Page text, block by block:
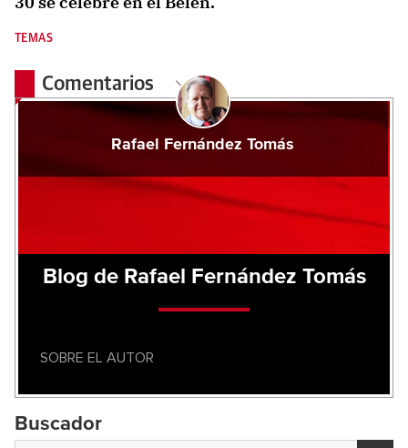
TEMAS
Comentarios
Rafael Fernández Tomás
Blog de Rafael Fernández Tomás
SOBRE EL AUTOR
Buscador